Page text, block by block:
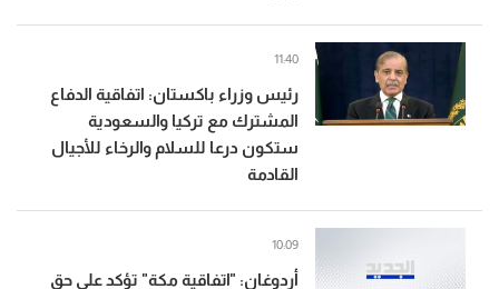
رئيس وزراء باكستان: اتفاقية الدفاع
المشترك مع تركيا والسعودية
ستكون درعا للسلام والرخاء للأجيال
القادمة
11:40
أردوغان: "اتفاقية مكة" تؤكد على حق
10:09